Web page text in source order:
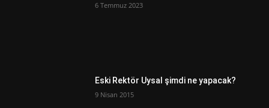
6 Temmuz 2023
Eski Rektör Uysal şimdi ne yapacak?
9 Nisan 2015